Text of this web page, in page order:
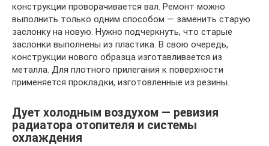
конструкции проворачивается вал. Ремонт можно
выполнить только одним способом — заменить старую
заслонку на новую. Нужно подчеркнуть, что старые
заслонки выполнены из пластика. В свою очередь,
конструкции нового образца изготавливается из
металла. Для плотного прилегания к поверхности
применяется прокладки, изготовленные из резины.
Дует холодным воздухом — ревизия
радиатора отопителя и системы
охлаждения